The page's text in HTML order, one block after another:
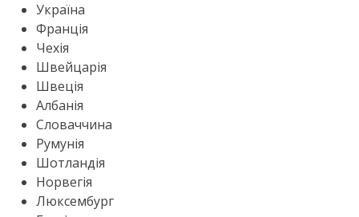
Україна
Франція
Чехія
Швейцарія
Швеція
Албанія
Словаччина
Румунія
Шотландія
Норвегія
Люксембург